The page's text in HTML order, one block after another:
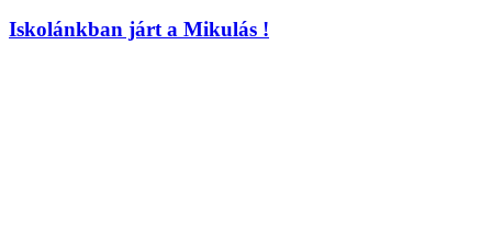
Iskolánkban járt a Mikulás !